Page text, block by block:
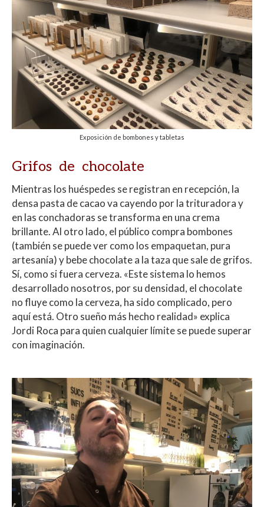
Exposición de bombones y tabletas
Grifos de chocolate
Mientras los huéspedes se registran en recepción, la
densa pasta de cacao va cayendo por la trituradora y
en las conchadoras se transforma en una crema
brillante. Al otro lado, el público compra bombones
(también se puede ver como los empaquetan, pura
artesanía) y bebe chocolate a la taza que sale de grifos.
Sí, como si fuera cerveza. «Este sistema lo hemos
desarrollado nosotros, por su densidad, el chocolate
no fluye como la cerveza, ha sido complicado, pero
aquí está. Otro sueño más hecho realidad» explica
Jordi Roca para quien cualquier límite se puede superar
con imaginación.